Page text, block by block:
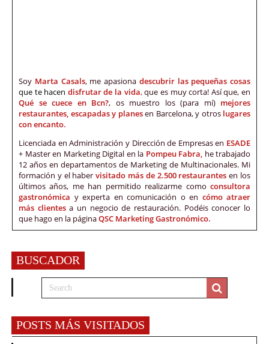
Soy Marta Casals, me apasiona descubrir las pequeñas cosas
que te hacen disfrutar de la vida,que es muy corta! Así que, en
Qué se cuece en Bcn?, os muestro los (para mí) mejores
restaurantes, escapadas y planesen Barcelona, y otros lugares
con encanto.
Licenciada en Administración y Dirección de Empresas en ESADE
+ Master en Marketing Digital en la Pompeu Fabra, he trabajado
12 años en departamentos de Marketing de Multinacionales. Mi
formación y el habervisitado más de 2.500 restaurantes en los
últimos años, me han permitido realizarme como consultora
gastronómica y experta en comunicación o en cómo atraer
más clientes a un negocio de restauración. Podéis conocer lo
que hago en la páginaQSC Marketing Gastronómico.
BUSCADOR
POSTS MÁS VISITADOS